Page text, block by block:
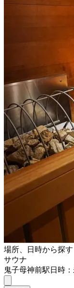
場所、日時から探す
サウナ
鬼子母神前駅日時